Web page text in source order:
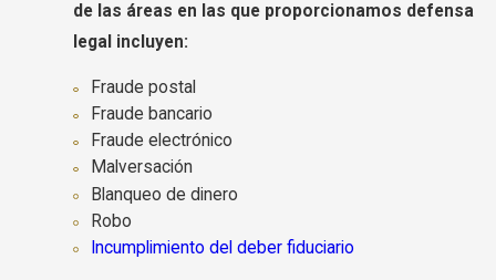
de las áreas en las que proporcionamos defensa
legal incluyen:
Fraude postal
Fraude bancario
Fraude electrónico
Malversación
Blanqueo de dinero
Robo
Incumplimiento del deber fiduciario